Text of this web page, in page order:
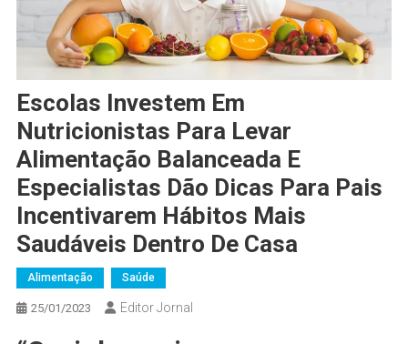
Escolas Investem Em
Nutricionistas Para Levar
Alimentação Balanceada E
Especialistas Dão Dicas Para Pais
Incentivarem Hábitos Mais
Saudáveis Dentro De Casa
Alimentação Saúde
25/01/2023 Editor Jornal